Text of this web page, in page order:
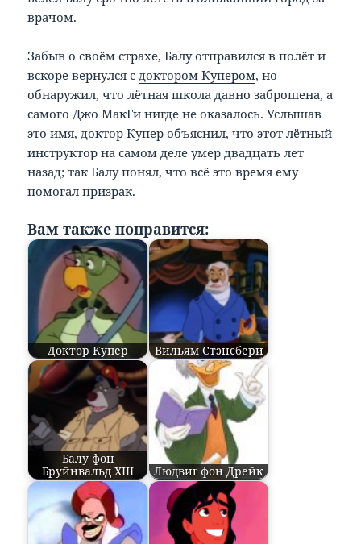
врачом.
Забыв о своём страхе, Балу отправился в полёт и
вскоре вернулся с доктором Купером, но
обнаружил, что лётная школа давно заброшена, а
самого Джо МакГи нигде не оказалось. Услышав
это имя, доктор Купер объяснил, что этот лётный
инструктор на самом деле умер двадцать лет
назад; так Балу понял, что всё это время ему
помогал призрак.
Вам также понравится:
Доктор Купер Вильям Стэнсбери
Балу фон
Бруйнвальд XIII
Людвиг фон Дрейк